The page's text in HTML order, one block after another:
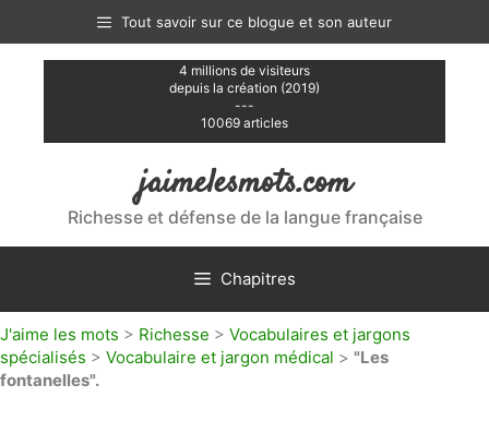
contenu
Tout savoir sur ce blogue et son auteur
4 millions de visiteurs
depuis la création (2019)
---
10069 articles
jaimelesmots.com
Richesse et défense de la langue française
Chapitres
J'aime les mots > Richesse > Vocabulaires et jargons
spécialisés > Vocabulaire et jargon médical > "Les
fontanelles".